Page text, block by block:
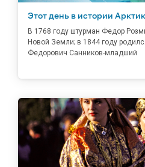
Этот день в истории
В 1768 году штурман Федор
Новой Земли; в 1844 году
Федорович Санников-младший